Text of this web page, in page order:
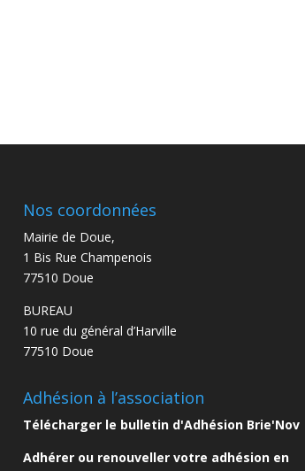
Nos coordonnées
Mairie de Doue,
1 Bis Rue Champenois
77510 Doue
BUREAU
10 rue du général d’Harville
77510 Doue
Adhésion à l’association
Télécharger le bulletin d'Adhésion Brie'Nov
Adhérer ou renouveller votre adhésion en